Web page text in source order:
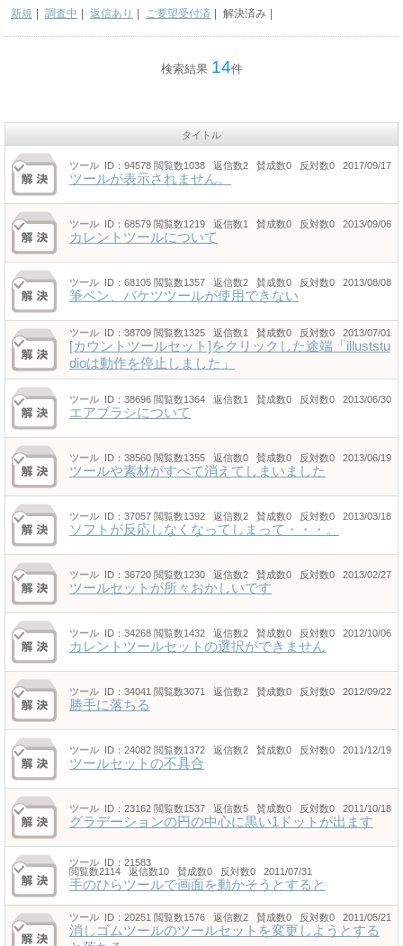
新規
調査中 返信あり ご要望受付済 解決済み
検索結果 14件
タイトル
ツール ID：94578 閲覧数1038 返信数2 賛成数0 反対数0 2017/09/17
ツールが表示されません。
ツール ID：68579 閲覧数1219 返信数1 賛成数0 反対数0 2013/09/06
カレントツールについて
ツール ID：68105 閲覧数1357 返信数2 賛成数0 反対数0 2013/08/08
筆ペン、バケツツールが使用できない
ツール ID：38709 閲覧数1325 返信数1 賛成数0 反対数0 2013/07/01
[カウントツールセット]をクリックした途端「illuststu
dioは動作を停止しました」
ツール ID：38696 閲覧数1364 返信数1 賛成数0 反対数0 2013/06/30
エアブラシについて
ツール ID：38560 閲覧数1355 返信数0 賛成数0 反対数0 2013/06/19
ツールや素材がすべて消えてしまいました
ツール ID：37057 閲覧数1392 返信数2 賛成数0 反対数0 2013/03/18
ソフトが反応しなくなってしまって・・・。
ツール ID：36720 閲覧数1230 返信数2 賛成数0 反対数0 2013/02/27
ツールセットが所々おかしいです
ツール ID：34268 閲覧数1432 返信数2 賛成数0 反対数0 2012/10/06
カレントツールセットの選択ができません
ツール ID：34041 閲覧数3071 返信数2 賛成数0 反対数0 2012/09/22
勝手に落ちる
ツール ID：24082 閲覧数1372 返信数2 賛成数0 反対数0 2011/12/19
ツールセットの不具合
ツール ID：23162 閲覧数1537 返信数5 賛成数0 反対数0 2011/10/18
グラデーションの円の中心に黒い1ドットが出ます
ツール ID：21583
閲覧数2114 返信数10 賛成数0 反対数0 2011/07/31
手のひらツールで画面を動かそうとすると
ツール ID：20251 閲覧数1576 返信数2 賛成数0 反対数0 2011/05/21
消しゴムツールのツールセットを変更しようとする